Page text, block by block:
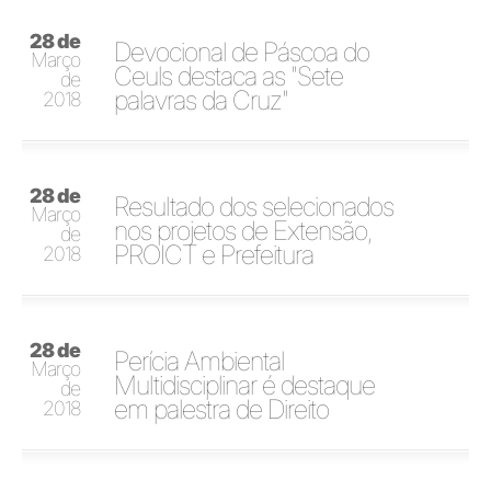
28 de
Março
de
2018
Devocional de Páscoa do
Ceuls destaca as "Sete
palavras da Cruz"
28 de
Março
de
2018
Resultado dos selecionados
nos projetos de Extensão,
PROICT e Prefeitura
28 de
Março
de
2018
Perícia Ambiental
Multidisciplinar é destaque
em palestra de Direito